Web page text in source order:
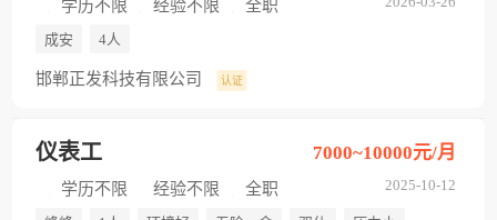
学历不限 经验不限 全职
成安 4人
邯郸正发科技有限公司 认证
仪表工
2025-10-12
7000~10000元/月
学历不限 经验不限 全职